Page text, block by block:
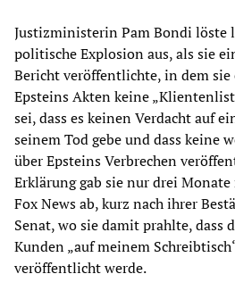
Justizministerin Pam Bondi löste
politische Explosion aus, als sie
Bericht veröffentlichte, in dem sie
Epsteins Akten keine
sei, dass es keinen Verdacht auf
seinem Tod gebe und dass keine
über Epsteins Verbrechen
Erklärung gab sie nur drei
Fox News ab, kurz nach ihrer
Senat, wo sie damit prahlte, dass
Kunden „auf meinem
veröffentlicht werde.